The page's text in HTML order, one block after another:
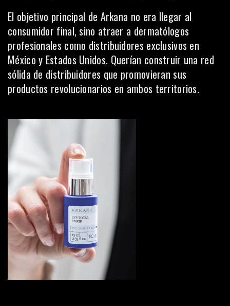
El objetivo principal de Arkana no era llegar al
consumidor final, sino atraer a dermatólogos
profesionales como distribuidores exclusivos en
México y Estados Unidos. Querían construir una red
sólida de distribuidores que promovieran sus
productos revolucionarios en ambos territorios.